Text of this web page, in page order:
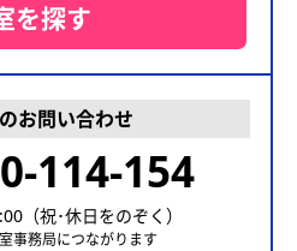
を探す
お問い合わせ
114-154
（祝･休日をのぞく）
事務局につながります